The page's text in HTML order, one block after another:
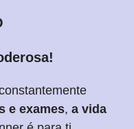
e exames, a vida